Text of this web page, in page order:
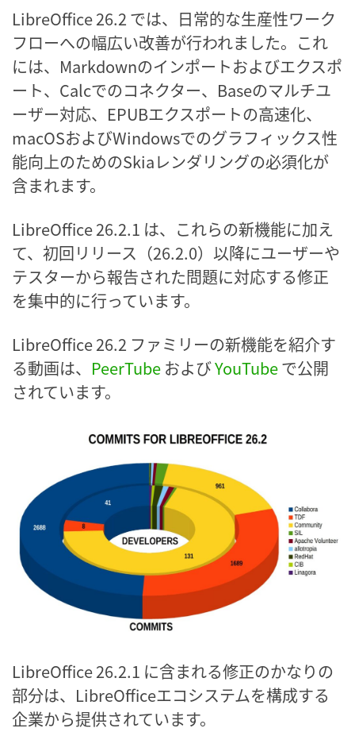
LibreOffice 26.2 では、日常的な生産性ワーク
フローへの幅広い改善が行われました。これ
には、Markdownのインポートおよびエクスポ
ート、Calcでのコネクター、Baseのマルチユ
ーザー対応、EPUBエクスポートの高速化、
macOSおよびWindowsでのグラフィックス性
能向上のためのSkiaレンダリングの必須化が
含まれます。
LibreOffice 26.2.1 は、これらの新機能に加え
て、初回リリース（26.2.0）以降にユーザーや
テスターから報告された問題に対応する修正
を集中的に行っています。
LibreOffice 26.2 ファミリーの新機能を紹介す
る動画は、 PeerTube およびYouTubeで公開
されています。
LibreOffice 26.2.1 に含まれる修正のかなりの
部分は、LibreOfficeエコシステムを構成する
企業から提供されています。